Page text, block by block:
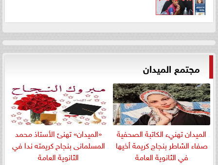
مجتمع الميدان
الميدان تهنيء الكاتبة الصحفية
صفاء الشاطر بنجاج كريمة أخيها
في الثانوية العامة
«الميدان» تهنئ الأستاذ محمد
المسلمانى بنجاح كريمته ندا في
الثانوية العامة